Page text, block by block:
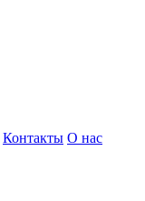
Контакты О нас